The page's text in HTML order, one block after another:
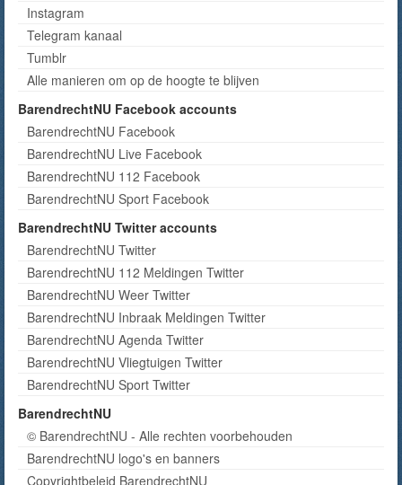
Instagram
Telegram kanaal
Tumblr
Alle manieren om op de hoogte te blijven
BarendrechtNU Facebook accounts
BarendrechtNU Facebook
BarendrechtNU Live Facebook
BarendrechtNU 112 Facebook
BarendrechtNU Sport Facebook
BarendrechtNU Twitter accounts
BarendrechtNU Twitter
BarendrechtNU 112 Meldingen Twitter
BarendrechtNU Weer Twitter
BarendrechtNU Inbraak Meldingen Twitter
BarendrechtNU Agenda Twitter
BarendrechtNU Vliegtuigen Twitter
BarendrechtNU Sport Twitter
BarendrechtNU
© BarendrechtNU - Alle rechten voorbehouden
BarendrechtNU logo's en banners
Copyrightbeleid BarendrechtNU